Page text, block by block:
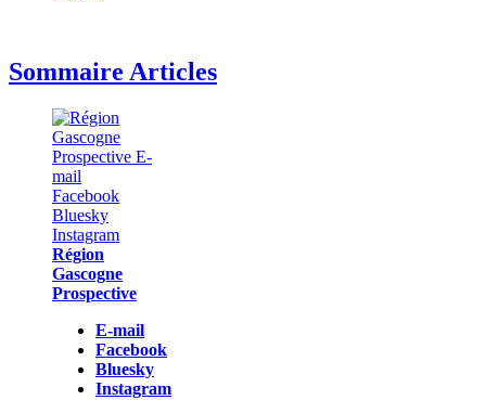
Sommaire Articles
Région
Gascogne
Prospective
E-mail
Facebook
Bluesky
Instagram